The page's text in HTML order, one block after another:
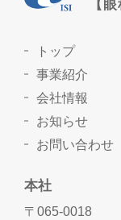
【
トップ
事業紹介
会社情報
お知らせ
お問い合わせ
本社
〒065-0018